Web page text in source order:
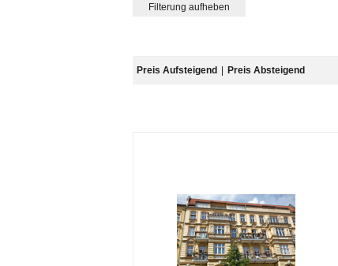
Filterung aufheben
Preis Aufsteigend Preis Absteigend